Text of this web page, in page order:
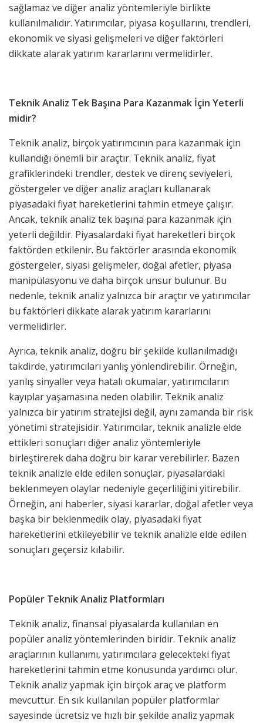
sağlamaz ve diğer analiz yöntemleriyle birlikte
kullanılmalıdır. Yatırımcılar, piyasa koşullarını, trendleri,
ekonomik ve siyasi gelişmeleri ve diğer faktörleri
dikkate alarak yatırım kararlarını vermelidirler.
Teknik Analiz Tek Başına Para Kazanmak İçin Yeterli
midir?
Teknik analiz, birçok yatırımcının para kazanmak için
kullandığı önemli bir araçtır. Teknik analiz, fiyat
grafiklerindeki trendler, destek ve direnç seviyeleri,
göstergeler ve diğer analiz araçları kullanarak
piyasadaki fiyat hareketlerini tahmin etmeye çalışır.
Ancak, teknik analiz tek başına para kazanmak için
yeterli değildir. Piyasalardaki fiyat hareketleri birçok
faktörden etkilenir. Bu faktörler arasında ekonomik
göstergeler, siyasi gelişmeler, doğal afetler, piyasa
manipülasyonu ve daha birçok unsur bulunur. Bu
nedenle, teknik analiz yalnızca bir araçtır ve yatırımcılar
bu faktörleri dikkate alarak yatırım kararlarını
vermelidirler.
Ayrıca, teknik analiz, doğru bir şekilde kullanılmadığı
takdirde, yatırımcıları yanlış yönlendirebilir. Örneğin,
yanlış sinyaller veya hatalı okumalar, yatırımcıların
kayıplar yaşamasına neden olabilir. Teknik analiz
yalnızca bir yatırım stratejisi değil, aynı zamanda bir risk
yönetimi stratejisidir. Yatırımcılar, teknik analizle elde
ettikleri sonuçları diğer analiz yöntemleriyle
birleştirerek daha doğru bir karar verebilirler. Bazen
teknik analizle elde edilen sonuçlar, piyasalardaki
beklenmeyen olaylar nedeniyle geçerliliğini yitirebilir.
Örneğin, ani haberler, siyasi kararlar, doğal afetler veya
başka bir beklenmedik olay, piyasadaki fiyat
hareketlerini etkileyebilir ve teknik analizle elde edilen
sonuçları geçersiz kılabilir.
Popüler Teknik Analiz Platformları
Teknik analiz, finansal piyasalarda kullanılan en
popüler analiz yöntemlerinden biridir. Teknik analiz
araçlarının kullanımı, yatırımcılara gelecekteki fiyat
hareketlerini tahmin etme konusunda yardımcı olur.
Teknik analiz yapmak için birçok araç ve platform
mevcuttur. En sık kullanılan popüler platformlar
sayesinde ücretsiz ve hızlı bir şekilde analiz yapmak